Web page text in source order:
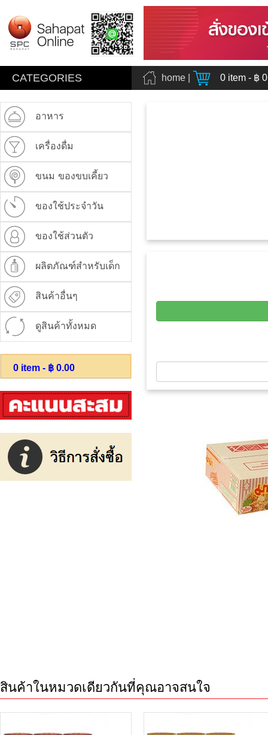
CATEGORIES home 0 item - ฿
อาหาร
เครื่องดื่ม
ขนม ของขบเคี้ยว
ของใช้ประจำวัน
ของใช้ส่วนตัว
ผลิตภัณฑ์สำหรับเด็ก
สินค้าอื่นๆ
ดูสินค้าทั้งหมด
0 item - ฿ 0.00
สินค้าในหมวดเดียวกันที่คุณอาจสนใจ